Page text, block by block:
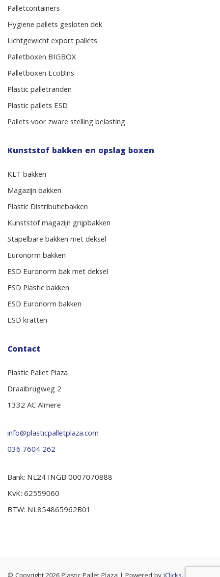
Palletcontainers
Hygiene pallets gesloten dek
Lichtgewicht export pallets
Palletboxen BIGBOX
Palletboxen EcoBins
Plastic palletranden
Plastic pallets ESD
Pallets voor zware stelling belasting
Kunststof bakken en opslag boxen
KLT bakken
Magazijn bakken
Plastic Distributiebakken
Kunststof magazijn grijpbakken
Stapelbare bakken met deksel
Euronorm bakken
ESD Euronorm bak met deksel
ESD Plastic bakken
ESD Euronorm bakken
ESD kratten
Contact
Plastic Pallet Plaza
Draaibrugweg 2
1332 AC Almere
info@plasticpalletplaza.com
036 7604 262
Bank: NL24 INGB 0007070888
KvK: 62559060
BTW: NL854865962B01